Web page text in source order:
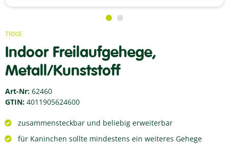
TRIXIE
Indoor Freilaufgehege,
Metall/Kunststoff
Art-Nr: 62460
GTIN: 4011905624600
zusammensteckbar und beliebig erweiterbar
für Kaninchen sollte mindestens ein weiteres Gehege